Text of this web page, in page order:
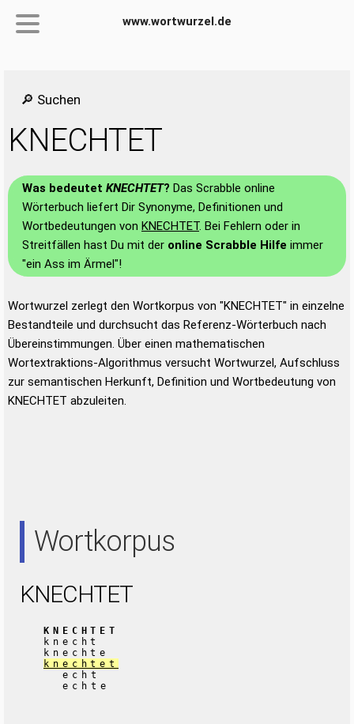
www.wortwurzel.de
🔎 Suchen
KNECHTET
Was bedeutet KNECHTET? Das Scrabble online
Wörterbuch liefert Dir Synonyme, Definitionen und
Wortbedeutungen von KNECHTET. Bei Fehlern oder in
Streitfällen hast Du mit der online Scrabble Hilfe immer
"ein Ass im Ärmel"!
Wortwurzel zerlegt den Wortkorpus von "KNECHTET" in einzelne
Bestandteile und durchsucht das Referenz-Wörterbuch nach
Übereinstimmungen. Über einen mathematischen
Wortextraktions-Algorithmus versucht Wortwurzel, Aufschluss
zur semantischen Herkunft, Definition und Wortbedeutung von
KNECHTET abzuleiten.
Wortkorpus
KNECHTET
KNECHTET
knecht
knechte
knechtet
echt
echte